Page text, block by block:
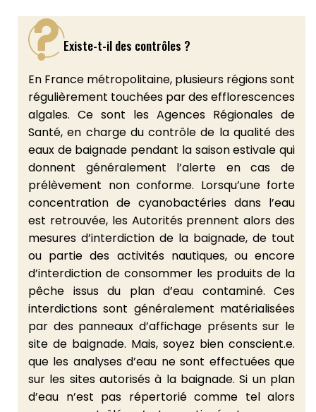
Existe-t-il des contrôles ?
En France métropolitaine, plusieurs régions sont
régulièrement touchées par des efflorescences
algales. Ce sont les Agences Régionales de
Santé, en charge du contrôle de la qualité des
eaux de baignade pendant la saison estivale qui
donnent généralement l’alerte en cas de
prélèvement non conforme. Lorsqu’une forte
concentration de cyanobactéries dans l’eau
est retrouvée, les Autorités prennent alors des
mesures d’interdiction de la baignade, de tout
ou partie des activités nautiques, ou encore
d’interdiction de consommer les produits de la
pêche issus du plan d’eau contaminé. Ces
interdictions sont généralement matérialisées
par des panneaux d’affichage présents sur le
site de baignade. Mais, soyez bien conscient.e.
que les analyses d’eau ne sont effectuées que
sur les sites autorisés à la baignade. Si un plan
d’eau n’est pas répertorié comme tel alors